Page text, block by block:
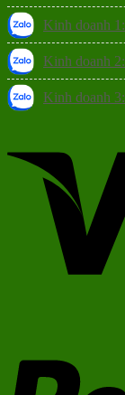
Kinh doanh 1:
Kinh doanh 2:
Kinh doanh 3: